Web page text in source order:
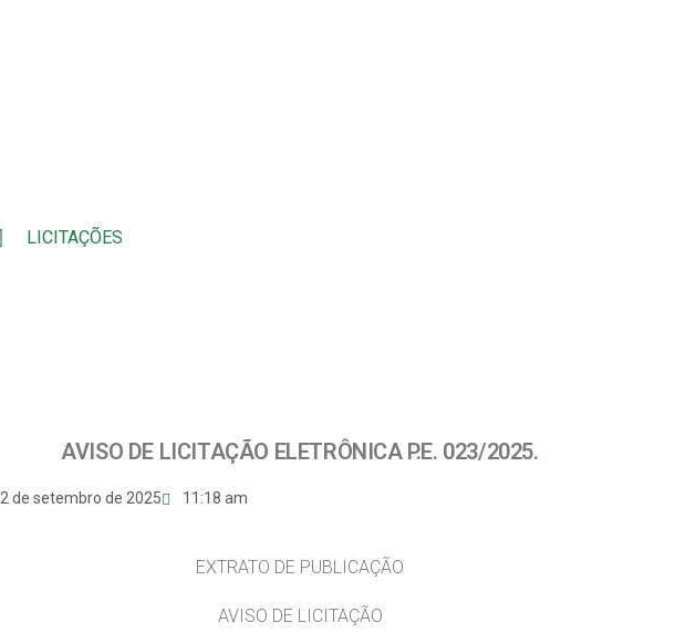
LICITAÇÕES
AVISO DE LICITAÇÃO ELETRÔNICA P.E. 023/2025.
2 de setembro de 2025 11:18 am
EXTRATO DE PUBLICAÇÃO
AVISO DE LICITAÇÃO